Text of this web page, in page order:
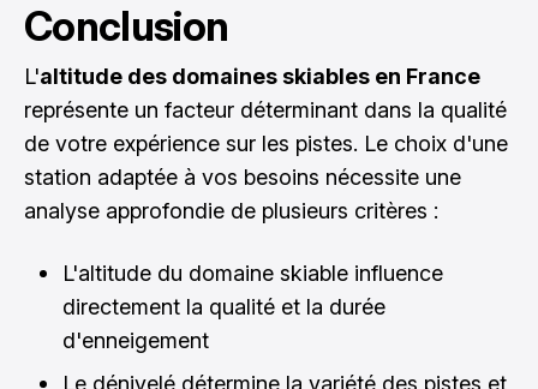
Conclusion
L'altitude des domaines skiables en France
représente un facteur déterminant dans la qualité
de votre expérience sur les pistes. Le choix d'une
station adaptée à vos besoins nécessite une
analyse approfondie de plusieurs critères :
L'altitude du domaine skiable influence
directement la qualité et la durée
d'enneigement